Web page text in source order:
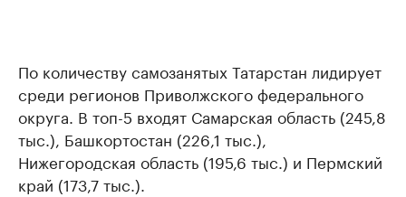
По количеству самозанятых Татарстан лидирует
среди регионов Приволжского федерального
округа. В топ-5 входят Самарская область (245,8
тыс.), Башкортостан (226,1 тыс.),
Нижегородская область (195,6 тыс.) и Пермский
край (173,7 тыс.).